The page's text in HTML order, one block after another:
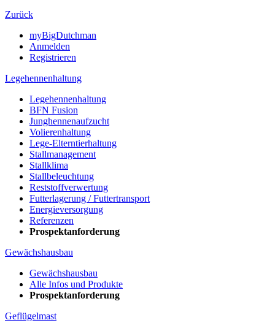
Zurück
myBigDutchman
Anmelden
Registrieren
Legehennenhaltung
Legehennenhaltung
BFN Fusion
Junghennenaufzucht
Volierenhaltung
Lege-Elterntierhaltung
Stallmanagement
Stallklima
Stallbeleuchtung
Reststoffverwertung
Futterlagerung / Futtertransport
Energieversorgung
Referenzen
Prospektanforderung
Gewächshausbau
Gewächshausbau
Alle Infos und Produkte
Prospektanforderung
Geflügelmast